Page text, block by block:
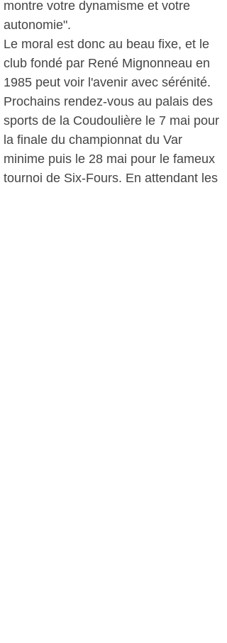
montre votre dynamisme et votre
autonomie".
Le moral est donc au beau fixe, et le
club fondé par René Mignonneau en
1985 peut voir l'avenir avec sérénité.
Prochains rendez-vous au palais des
sports de la Coudoulière le 7 mai pour
la finale du championnat du Var
minime puis le 28 mai pour le fameux
tournoi de Six-Fours. En attendant les